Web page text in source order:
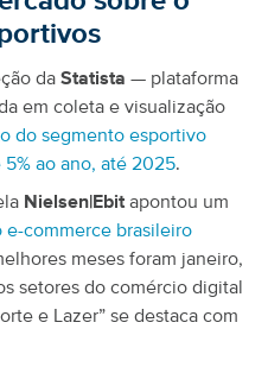
da Statista — plataforma
em coleta e visualização
do segmento esportivo
ao ano, até 2025.
Nielsen|Ebitapontou um
e-commerce brasileiro
meses foram janeiro,
setores do comércio digital
e Lazer” se destaca com